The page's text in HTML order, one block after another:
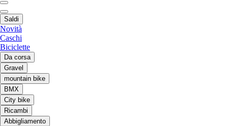
Saldi
Novità
Caschi
Biciclette
Da corsa
Gravel
mountain bike
BMX
City bike
Ricambi
Abbigliamento